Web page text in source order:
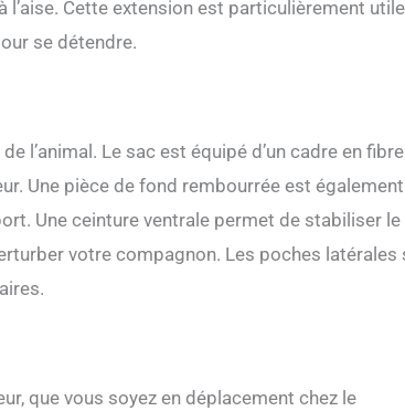
porté sur votre dos ou transporté. L'ouverture
de compagnie d'observer, de renifler et de
tout en assurant sa sécurité dans le sac à dos. Profitez
l’aise. Cette extension est particulièrement
se détendre.
l’animal. Le sac est équipé d’un cadre en
Une pièce de fond rembourrée est également
Une ceinture ventrale permet de stabiliser le
votre compagnon. Les poches latérales
que vous soyez en déplacement chez le